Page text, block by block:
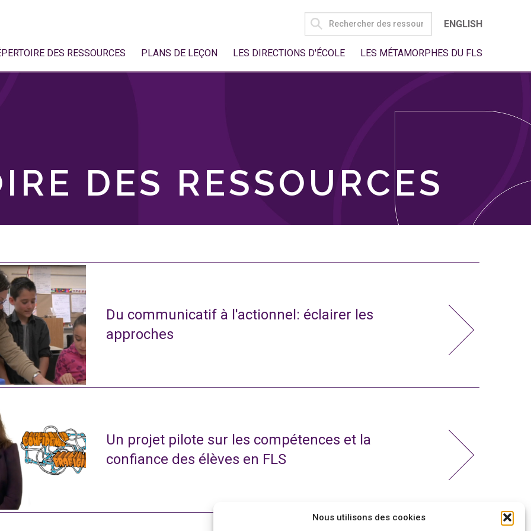
Nous utilisons des cookies
SEARCH
FOR:
ENGLISH
DES RESSOURCES PLANS DE LEÇON LES DIRECTIONS D'ÉCOLE LES MÉTAMORPHES DU FLS
DES RESSOURCES
Du communicatif à l'actionnel: éclairer les
approches
Un projet pilote sur les compétences et la
confiance des élèves en FLS